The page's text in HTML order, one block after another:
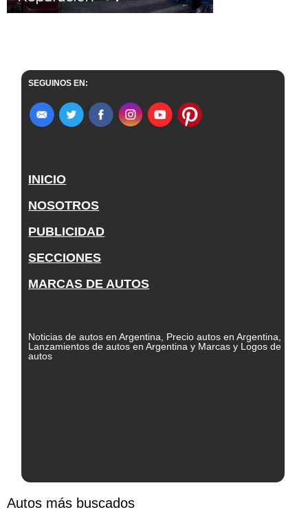
SEGUINOS EN:
INICIO
NOSOTROS
PUBLICIDAD
SECCIONES
MARCAS DE AUTOS
Noticias de autos en Argentina, Precio autos en Argentina,
Lanzamientos de autos en Argentina y Marcas y Logos de
autos
Autos más buscados